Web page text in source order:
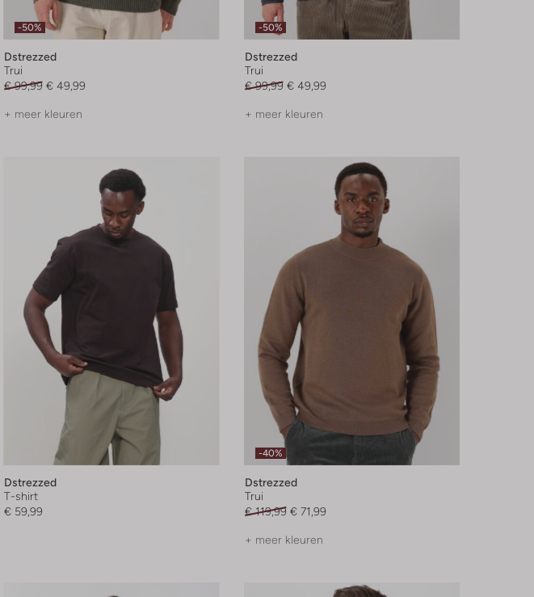
-50%
Dstrezzed
Trui
€ 99,99 € 49,99
+ meer kleuren
-50%
Dstrezzed
Trui
€ 99,99 € 49,99
+ meer kleuren
Dstrezzed
T-shirt
€ 59,99
-40%
Dstrezzed
Trui
€ 119,99 € 71,99
+ meer kleuren